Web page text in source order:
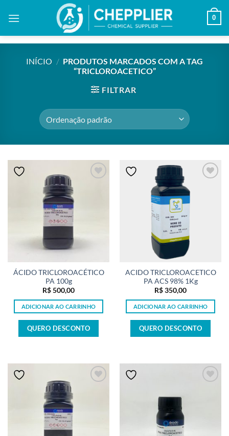
0
INÍCIO / PRODUTOS MARCADOS COM A TAG
“TRICLOROACETICO”
FILTRAR
ÁCIDO TRICLOROACÉTICO
PA 100g
R$500,00
ADICIONAR AO CARRINHO
QUERO DESCONTO
ACIDO TRICLOROACETICO
PA ACS 98% 1Kg
R$350,00
ADICIONAR AO CARRINHO
QUERO DESCONTO